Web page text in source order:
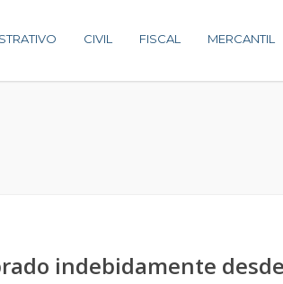
CIVIL FISCAL MERCANTIL
indebidamente desde